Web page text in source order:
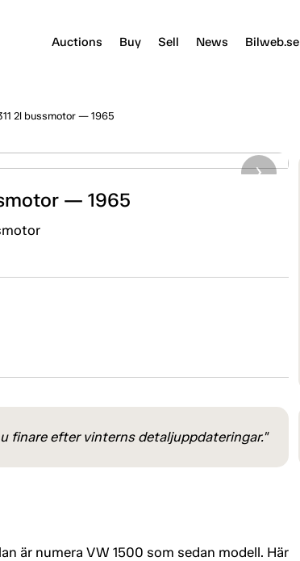
Auctions Buy Sell News Bilweb.se
2l bussmotor — 1965
— 1965
finare efter vinterns detaljuppdateringar."
är numera VW 1500 som sedan modell. Här